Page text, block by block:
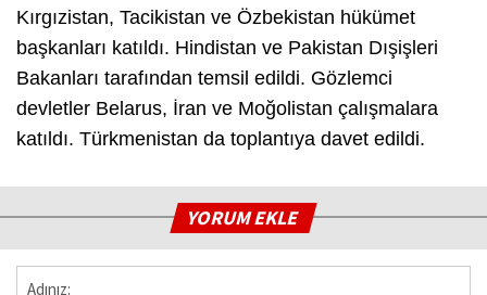
Kırgızistan, Tacikistan ve Özbekistan hükümet
başkanları katıldı. Hindistan ve Pakistan Dışişleri
Bakanları tarafından temsil edildi. Gözlemci
devletler Belarus, İran ve Moğolistan çalışmalara
katıldı. Türkmenistan da toplantıya davet edildi.
YORUM EKLE